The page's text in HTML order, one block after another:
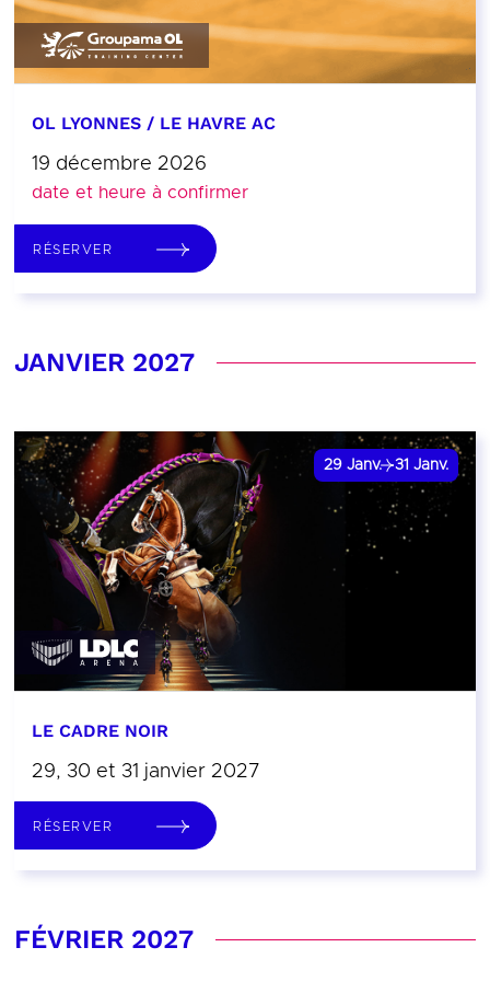
OL LYONNES / LE HAVRE AC
19 décembre 2026
date et heure à confirmer
RÉSERVER
JANVIER 2027
29 Janv. 31 Janv.
LE CADRE NOIR
29, 30 et 31 janvier 2027
RÉSERVER
FÉVRIER 2027